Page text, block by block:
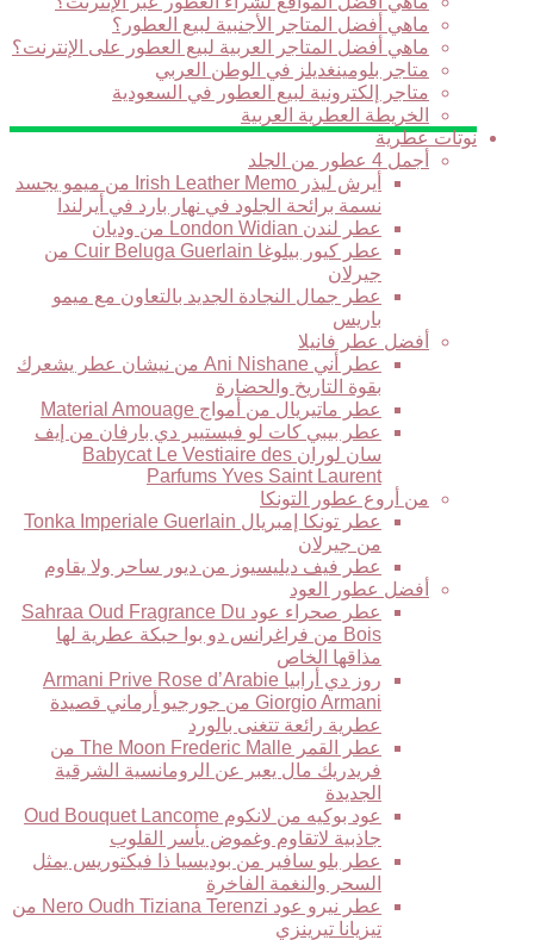
ماهي أفضل المتاجر الأجنبية لبيع العطور؟
ماهي أفضل المتاجر العربية لبيع العطور على الإنترنت؟
متاجر بلومينغديلز في الوطن العربي
متاجر إلكترونية لبيع العطور في السعودية
الخريطة العطرية العربية
نوتات عطرية
أجمل 4 عطور من الجلد
أيرش ليذر Irish Leather Memo من ميمو يجسد
نسمة برائحة الجلود في نهار بارد في أيرلندا
عطر لندن London Widian من وديان
عطر كيور بيلوغا Cuir Beluga Guerlain من
جيرلان
عطر جمال النجادة الجديد بالتعاون مع ميمو
باريس
أفضل عطر فانيلا
عطر أني Ani Nishane من نيشان عطر يشعرك
بقوة التاريخ والحضارة
عطر ماتيريال من أمواج Material Amouage
عطر بيبي كات لو فيستيير دي بارفان من إيف
سان لوران Babycat Le Vestiaire des
Parfums Yves Saint Laurent
من أروع عطور التونكا
عطر تونكا إمبريال Tonka Imperiale Guerlain
من جيرلان
عطر فيف ديليسيوز من ديور ساحر ولا يقاوم
أفضل عطور العود
عطر صحراء عود Sahraa Oud Fragrance Du
Bois من فراغرانس دو بوا حبكة عطرية لها
مذاقها الخاص
روز دي أرابيا Armani Prive Rose d’Arabie
Giorgio Armani من جورجيو أرماني قصيدة
عطرية رائعة تتغنى بالورد
عطر القمر The Moon Frederic Malle من
فريدريك مال يعبر عن الرومانسية الشرقية
الجديدة
عود بوكيه من لانكوم Oud Bouquet Lancome
جاذبية لاتقاوم وغموض يأسر القلوب
عطر بلو سافير من بوديسيا ذا فيكتوريس يمثل
السحر والنغمة الفاخرة
عطر نيرو عود Nero Oudh Tiziana Terenzi من
تيزيانا تيرينزي